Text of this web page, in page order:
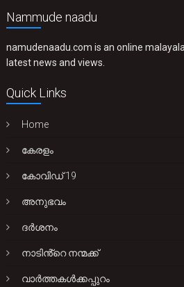
Nammude naadu
namudenaadu.com is an online
latest news and views.
Quick Links
Home
കേരളം
കോവിഡ് 19
അനുഭവം
ദർശനം
നാടിൻ്റെ നന്മക്ക്
വാർത്തകൾക്കപ്പുറം